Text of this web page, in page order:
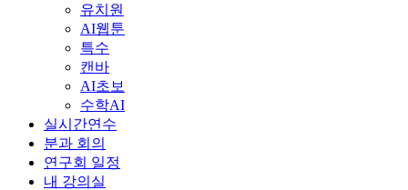
유치원
AI웹툰
특수
캔바
AI초보
수학AI
실시간연수
분과 회의
연구회 일정
내 강의실